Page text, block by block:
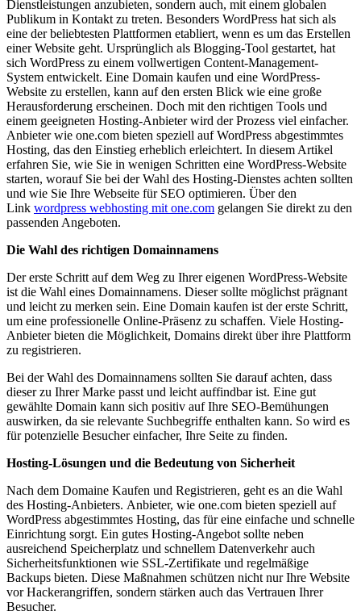
Dienstleistungen anzubieten, sondern auch, mit einem globalen
Publikum in Kontakt zu treten. Besonders WordPress hat sich als
eine der beliebtesten Plattformen etabliert, wenn es um das Erstellen
einer Website geht. Ursprünglich als Blogging-Tool gestartet, hat
sich WordPress zu einem vollwertigen Content-Management-
System entwickelt. Eine Domain kaufen und eine WordPress-
Website zu erstellen, kann auf den ersten Blick wie eine große
Herausforderung erscheinen. Doch mit den richtigen Tools und
einem geeigneten Hosting-Anbieter wird der Prozess viel einfacher.
Anbieter wie one.com bieten speziell auf WordPress abgestimmtes
Hosting, das den Einstieg erheblich erleichtert. In diesem Artikel
erfahren Sie, wie Sie in wenigen Schritten eine WordPress-Website
starten, worauf Sie bei der Wahl des Hosting-Dienstes achten sollten
und wie Sie Ihre Webseite für SEO optimieren. Über den
Link wordpress webhosting mit one.com gelangen Sie direkt zu den
passenden Angeboten.
Die Wahl des richtigen Domainnamens
Der erste Schritt auf dem Weg zu Ihrer eigenen WordPress-Website
ist die Wahl eines Domainnamens. Dieser sollte möglichst prägnant
und leicht zu merken sein. Eine Domain kaufen ist der erste Schritt,
um eine professionelle Online-Präsenz zu schaffen. Viele Hosting-
Anbieter bieten die Möglichkeit, Domains direkt über ihre Plattform
zu registrieren.
Bei der Wahl des Domainnamens sollten Sie darauf achten, dass
dieser zu Ihrer Marke passt und leicht auffindbar ist. Eine gut
gewählte Domain kann sich positiv auf Ihre SEO-Bemühungen
auswirken, da sie relevante Suchbegriffe enthalten kann. So wird es
für potenzielle Besucher einfacher, Ihre Seite zu finden.
Hosting-Lösungen und die Bedeutung von Sicherheit
Nach dem Domaine Kaufen und Registrieren, geht es an die Wahl
des Hosting-Anbieters. Anbieter, wie one.com bieten speziell auf
WordPress abgestimmtes Hosting, das für eine einfache und schnelle
Einrichtung sorgt. Ein gutes Hosting-Angebot sollte neben
ausreichend Speicherplatz und schnellem Datenverkehr auch
Sicherheitsfunktionen wie SSL-Zertifikate und regelmäßige
Backups bieten. Diese Maßnahmen schützen nicht nur Ihre Website
vor Hackerangriffen, sondern stärken auch das Vertrauen Ihrer
Besucher.